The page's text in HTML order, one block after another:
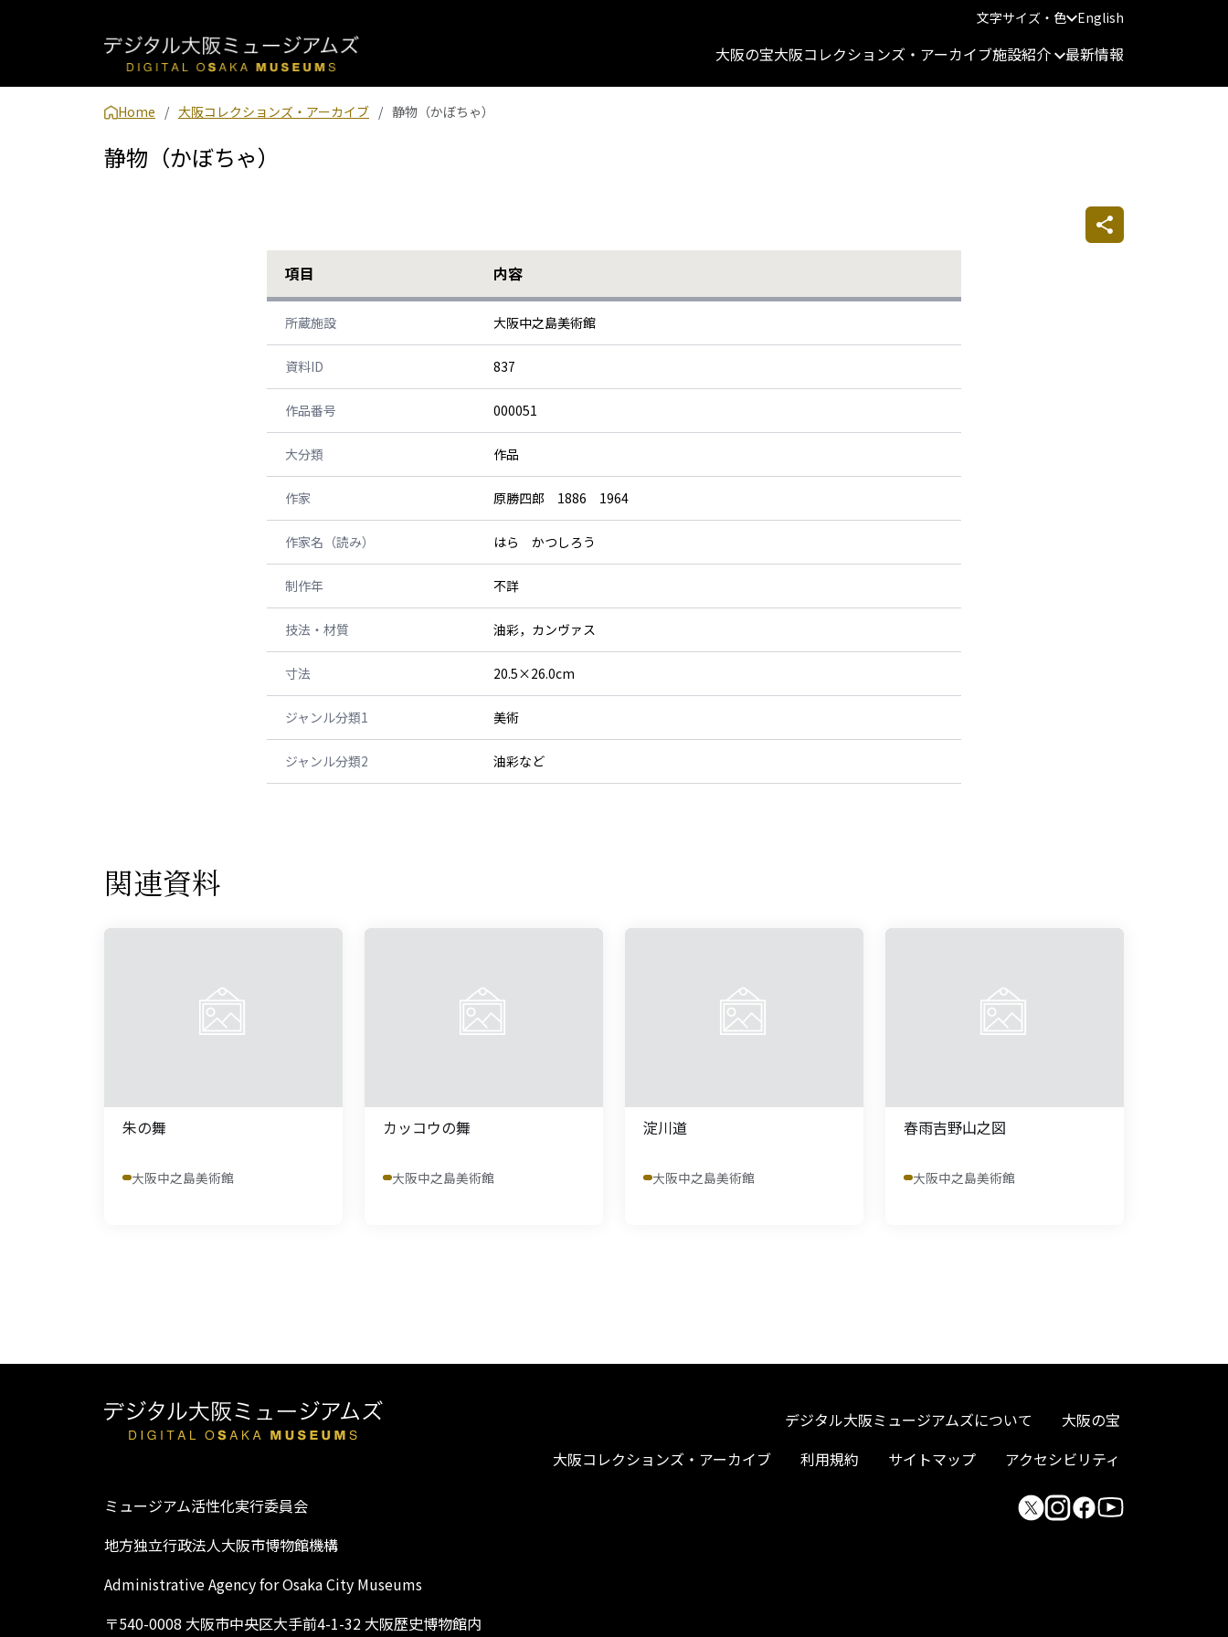
文字サイズ・色 English
大阪の宝大阪コレクションズ・アーカイブ施設紹介 最新情報
Home 大阪コレクションズ・アーカイブ 静物（かぼちゃ）
静物（かぼちゃ）
項目 内容
所蔵施設 大阪中之島美術館
資料ID 837
作品番号 000051
大分類 作品
作家 原勝四郎 1886 1964
作家名（読み） はら かつしろう
制作年 不詳
技法・材質 油彩，カンヴァス
寸法 20.5×26.0cm
ジャンル分類1 美術
ジャンル分類2 油彩など
関連資料
朱の舞
大阪中之島美術館
カッコウの舞
大阪中之島美術館
淀川道
大阪中之島美術館
春雨吉野山之図
大阪中之島美術館
デジタル大阪ミュージアムズについて
大阪の宝
大阪コレクションズ・アーカイブ
利用規約 サイトマップ アクセシビリティ
ミュージアム活性化実行委員会
地方独立行政法人大阪市博物館機構
Administrative Agency for Osaka City Museums
〒540-0008 大阪市中央区大手前4-1-32 大阪歴史博物館内